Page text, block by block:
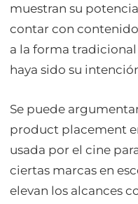
muestran su
contar con
a la forma
haya sido su
Se puede
product placement
usada por el cine
ciertas marcas en
elevan los alcances